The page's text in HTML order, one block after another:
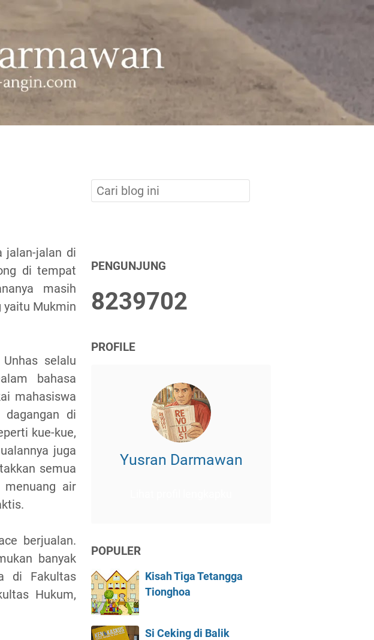
jalan-jalan di
di tempat
masih
yaitu Mukmin
selalu
bahasa
mahasiswa
dagangan di
kue-kue,
juga
semua
air
berjualan.
banyak
di Fakultas
Hukum,
PENGUNJUNG
8239702
PROFILE
Yusran Darmawan
POPULER
Kisah Tiga Tetangga
Tionghoa
Si Ceking di Balik